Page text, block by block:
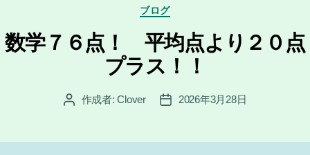
カ
テ
ゴ
リ
ー
ブログ
数学７６点！ 平均点より２０点
プラス！！
投 作成者:Clover
投
2026年3月28日